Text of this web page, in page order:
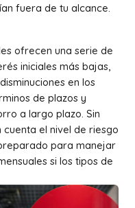
fuera de tu alcance.
ofrecen una serie de
iniciales más bajas,
en los
de plazos y
a largo plazo. Sin
el nivel de riesgo
para manejar
si los tipos de